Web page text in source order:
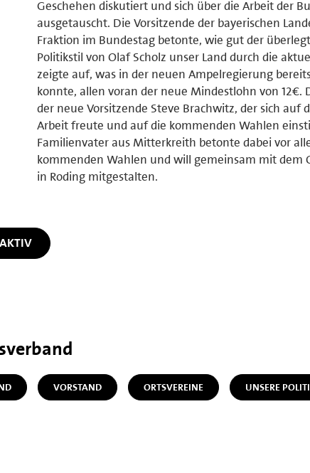
Geschehen diskutiert und sich über die Arbeit der
ausgetauscht. Die Vorsitzende der bayerischen
Fraktion im Bundestag betonte, wie gut der
Politikstil von Olaf Scholz unser Land durch die
zeigte auf, was in der neuen Ampelregierung
konnte, allen voran der neue Mindestlohn von 12€.
der neue Vorsitzende Steve Brachwitz, der sich auf
Arbeit freute und auf die kommenden Wahlen
Familienvater aus Mitterkreith betonte dabei vor
kommenden Wahlen und will gemeinsam mit dem
in Roding mitgestalten.
VORSTAND ORTSVEREINE UNSERE